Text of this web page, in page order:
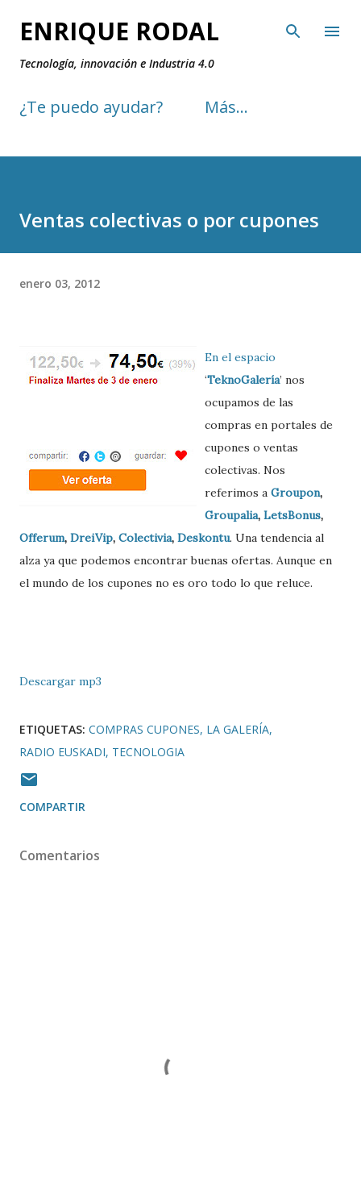
Ir al contenido principal
ENRIQUE RODAL
Tecnología, innovación e Industria 4.0
¿Te puedo ayudar? Más…
Ventas colectivas o por cupones
enero 03, 2012
En el espacio
‘TeknoGalería’ nos
ocupamos de las
compras en portales de
cupones o ventas
colectivas. Nos
referimos a Groupon,
Groupalia, LetsBonus,
Offerum, DreiVip, Colectivia, Deskontu. Una tendencia al
alza ya que podemos encontrar buenas ofertas. Aunque en
el mundo de los cupones no es oro todo lo que reluce.
Descargar mp3
ETIQUETAS: COMPRAS CUPONES LA GALERÍA
RADIO EUSKADI TECNOLOGIA
COMPARTIR
Comentarios